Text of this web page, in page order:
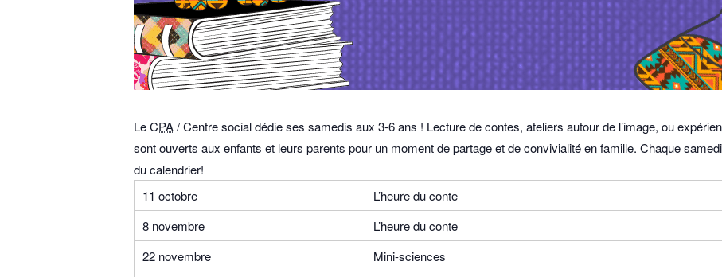
LeCPA/ Centre social dédie ses samedis aux 3-6 ans ! Lecture de contes, ateliers autour de l’image, ou
sont ouverts aux enfants et leurs parents pour un moment de partage et de convivialité en famille. Chaque
du calendrier!
11 octobre
L’heure du conte
8 novembre
L’heure du conte
22 novembre
Mini-sciences